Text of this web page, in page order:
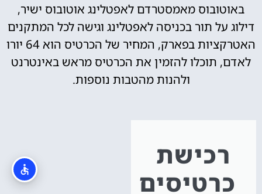
באוטובוס מאמסטרדם לאפטלינג אוטובוס ישיר,
דילוג על תור בכניסה לאפטלינג וגישה לכל המתקנים
האטרקציות בפארק, המחיר של הכרטיס הוא 64 יורו
לאדם, תוכלו להזמין את הכרטיס מראש באינטרנט
ולהנות מהטבות נוספות.
רכישת
כרטיסים